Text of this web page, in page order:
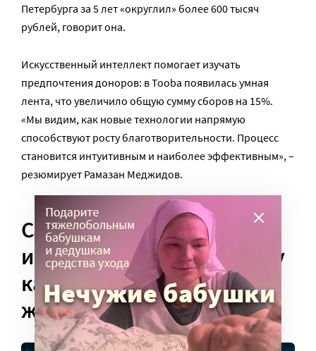
Петербурга за 5 лет «округлил» более 600 тысяч
рублей, говорит она.
Искусственный интеллект помогает изучать
предпочтения доноров: в Tooba появилась умная
лента, что увеличило общую сумму сборов на 15%.
«Мы видим, как новые технологии напрямую
способствуют росту благотворительности. Процесс
становится интуитивным и наиболее эффективным», –
резюмирует Рамазан Меджидов.
Самый эффективный
инструмент – по-прежнему
качественная
журналистская история